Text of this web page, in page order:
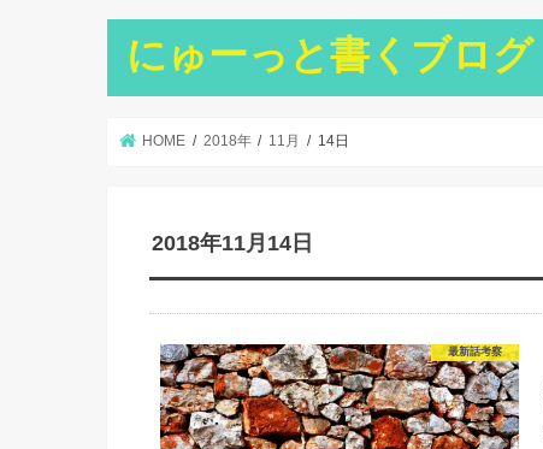
にゅーっと書くブログ
HOME 2018年 11月 14日
2018年11月14日
最新話考察